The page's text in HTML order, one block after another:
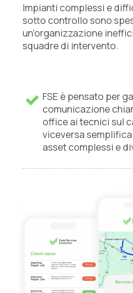
Impianti complessi e
sotto controllo sono
un’organizzazione
squadre di intervento.
FSE è pensato per
comunicazione
office ai tecnici sul
viceversa
asset complessi e